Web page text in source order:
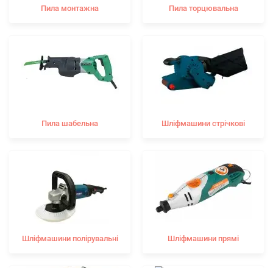
Пила монтажна Пила торцювальна
Пила шабельна Шліфмашини стрічкові
Шліфмашини полірувальні Шліфмашини прямі